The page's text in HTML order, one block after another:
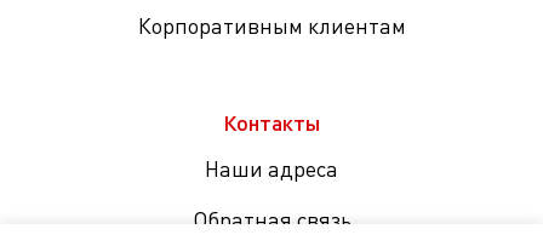
Корпоративным клиентам
Контакты
Наши адреса
Обратная связь